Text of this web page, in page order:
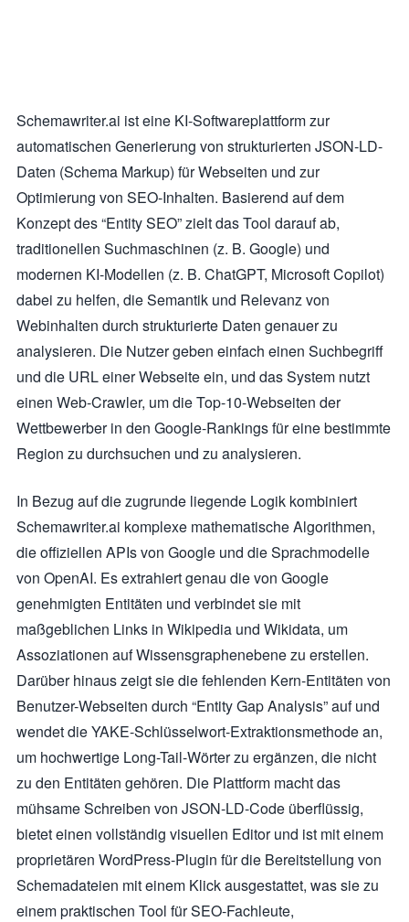
Schemawriter.ai ist eine KI-Softwareplattform zur
automatischen Generierung von strukturierten JSON-LD-
Daten (Schema Markup) für Webseiten und zur
Optimierung von SEO-Inhalten. Basierend auf dem
Konzept des “Entity SEO” zielt das Tool darauf ab,
traditionellen Suchmaschinen (z. B. Google) und
modernen KI-Modellen (z. B. ChatGPT, Microsoft Copilot)
dabei zu helfen, die Semantik und Relevanz von
Webinhalten durch strukturierte Daten genauer zu
analysieren. Die Nutzer geben einfach einen Suchbegriff
und die URL einer Webseite ein, und das System nutzt
einen Web-Crawler, um die Top-10-Webseiten der
Wettbewerber in den Google-Rankings für eine bestimmte
Region zu durchsuchen und zu analysieren.
In Bezug auf die zugrunde liegende Logik kombiniert
Schemawriter.ai komplexe mathematische Algorithmen,
die offiziellen APIs von Google und die Sprachmodelle
von OpenAI. Es extrahiert genau die von Google
genehmigten Entitäten und verbindet sie mit
maßgeblichen Links in Wikipedia und Wikidata, um
Assoziationen auf Wissensgraphenebene zu erstellen.
Darüber hinaus zeigt sie die fehlenden Kern-Entitäten von
Benutzer-Webseiten durch “Entity Gap Analysis” auf und
wendet die YAKE-Schlüsselwort-Extraktionsmethode an,
um hochwertige Long-Tail-Wörter zu ergänzen, die nicht
zu den Entitäten gehören. Die Plattform macht das
mühsame Schreiben von JSON-LD-Code überflüssig,
bietet einen vollständig visuellen Editor und ist mit einem
proprietären WordPress-Plugin für die Bereitstellung von
Schemadateien mit einem Klick ausgestattet, was sie zu
einem praktischen Tool für SEO-Fachleute,